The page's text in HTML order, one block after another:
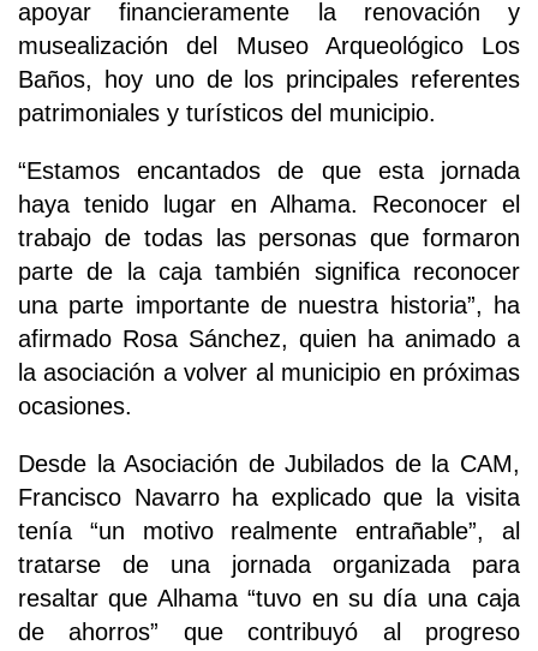
apoyar financieramente la renovación y
musealización del Museo Arqueológico Los
Baños, hoy uno de los principales referentes
patrimoniales y turísticos del municipio.
“Estamos encantados de que esta jornada
haya tenido lugar en Alhama. Reconocer el
trabajo de todas las personas que formaron
parte de la caja también significa reconocer
una parte importante de nuestra historia”, ha
afirmado Rosa Sánchez, quien ha animado a
la asociación a volver al municipio en próximas
ocasiones.
Desde la Asociación de Jubilados de la CAM,
Francisco Navarro ha explicado que la visita
tenía “un motivo realmente entrañable”, al
tratarse de una jornada organizada para
resaltar que Alhama “tuvo en su día una caja
de ahorros” que contribuyó al progreso